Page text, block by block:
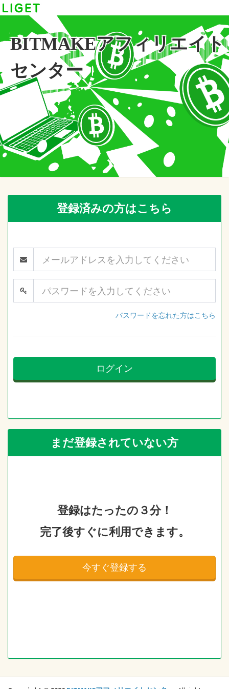
BITMAKEアフィリエイト
センター
登録済みの方はこちら
パスワードを忘れた方はこちら
ログイン
まだ登録されていない方
登録はたったの３分！
完了後すぐに利用できます。
今すぐ登録する